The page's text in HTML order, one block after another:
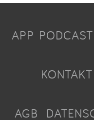
APP PODCAST
KONTAKT
AGB